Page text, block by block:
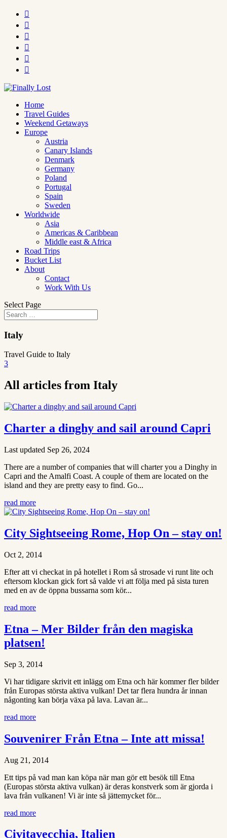






Home
Travel Guides
Weekend Getaways
Europe
Austria
Canary Islands
Denmark
Germany
Poland
Portugal
Spain
Sweden
Worldwide
Asia
Americas & Caribbean
Middle east & Africa
Road Trips
Bucket List
About
Contact
Work With Us
Select Page
Italy
Travel Guide to Italy
3
All articles from Italy
Charter a dinghy and sail around Capri
Last updated Sep 26, 2024
There are a number of companies that will charter you a Dinghy in
Capri and the Amalfi Coast. A couple of them are located on the
island and they are pretty easy to find. Go...
read more
City Sightseeing Rome, Hop On – stay on!
Oct 2, 2014
Efter att vi checkat in på hotellet i Rom så strosade vi runt lite och
eftersom klockan gick fort så valde vi att följa med på sista turen
med en av de öppna bussarna som kör...
read more
Etna – Mer Bilder från den magiska
platsen!
Sep 3, 2014
Vi har tidigare skrivit ett inlägg om Etna och här kommer fler bilder
från Europas största aktiva vulkan! Det tar flera hundra år innan
någonting kan börja växa på lava. Lavan är...
read more
Souvenirer Från Etna – Inte att missa!
Aug 21, 2014
Ett tips på vad man kan köpa när man gör ett besök till Etna
(Europas största aktiva vulkan) är deras konstverk som är gjorda i
lava från vulkanen! Vi är inte så jättemycket för...
read more
Civitavecchia, Italien